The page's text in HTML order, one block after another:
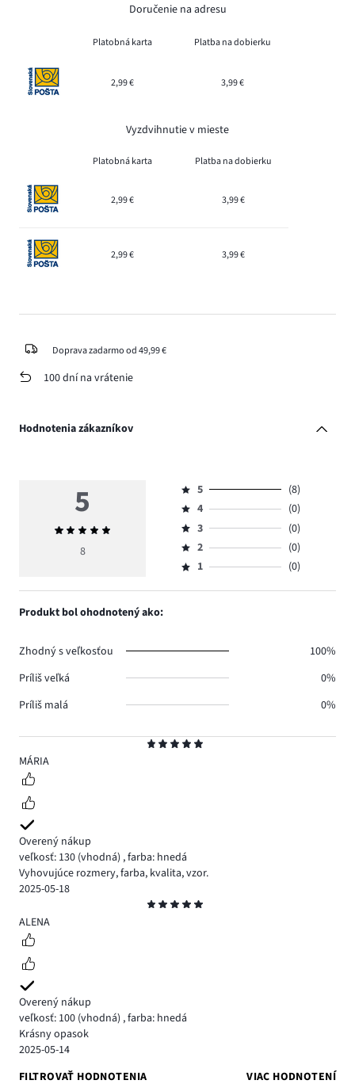
Doručenie na adresu
Platobná karta Platba na dobierku
2,99 € 3,99 €
Vyzdvihnutie v mieste
Platobná karta Platba na dobierku
2,99 € 3,99 €
2,99 € 3,99 €
Doprava zadarmo od 49,99 €
100 dní na vrátenie
Hodnotenia zákazníkov
5
MÁRIA
Overený nákup
veľkosť: 130 (vhodná) ,farba: hnedá
Vyhovujúce rozmery, farba, kvalita, vzor.
2025-05-18
5
ALENA
Overený nákup
veľkosť: 100 (vhodná) ,farba: hnedá
Krásny opasok
2025-05-14
FILTROVAŤ HODNOTENIA
VIAC HODNOTENÍ
5
Priemerné
hodnotenie
8
Hodnotenie
5,
počet
hlasov
8.
5
(8)
Hodnotenie
4,
počet
hlasov
4
(0)
Hodnotenie
3,
počet
3
(0)
Hodnotenie
2,
2
(0)
Hodnotenie
1,
1 (0)
Produkt bol ohodnotený ako:
Zhodný s veľkosťou
100%
Príliš veľká
0%
Príliš malá
0%